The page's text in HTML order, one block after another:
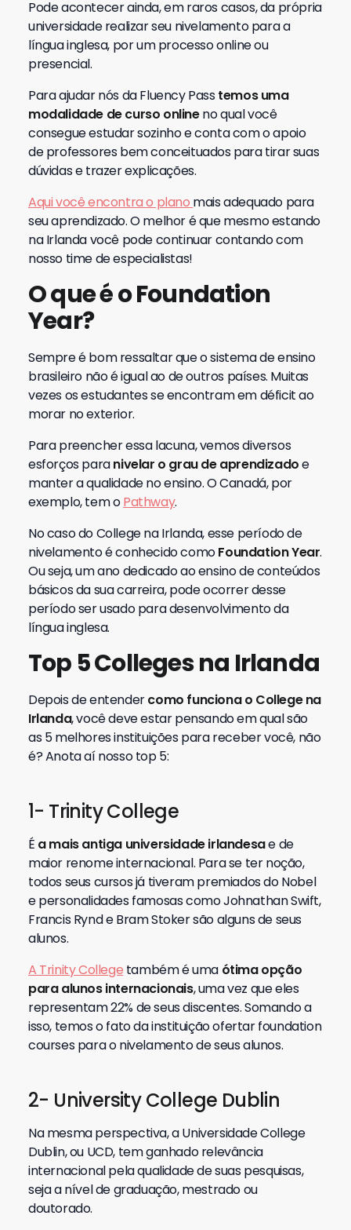
Pode acontecer ainda, em raros casos, da própria
universidade realizar seu nivelamento para a
língua inglesa, por um processo online ou
presencial.
Para ajudar nós da Fluency Passtemos uma
modalidade de curso onlineno qual você
consegue estudar sozinho e conta com o apoio
de professores bem conceituados para tirar suas
dúvidas e trazer explicações.
Aqui você encontra o plano mais adequado para
seu aprendizado. O melhor é que mesmo estando
na Irlanda você pode continuar contando com
nosso time de especialistas!
O que é o Foundation
Year?
Sempre é bom ressaltar que o sistema de ensino
brasileiro não é igual ao de outros países. Muitas
vezes os estudantes se encontram em déficit ao
morar no exterior.
Para preencher essa lacuna, vemos diversos
esforços paranivelar o grau de aprendizadoe
manter a qualidade no ensino. O Canadá, por
exemplo, tem oPathway.
No caso do College na Irlanda, esse período de
nivelamento é conhecido comoFoundation Year.
Ou seja, um ano dedicado ao ensino de conteúdos
básicos da sua carreira, pode ocorrer desse
período ser usado para desenvolvimento da
língua inglesa.
Top 5 Colleges na Irlanda
Depois de entendercomo funciona o College na
Irlanda, você deve estar pensando em qual são
as 5 melhores instituições para receber você, não
é? Anota aí nosso top 5:
1- Trinity College
É a mais antiga universidade irlandesae de
maior renome internacional. Para se ter noção,
todos seus cursos já tiveram premiados do Nobel
e personalidades famosas como Johnathan Swift,
Francis Rynd e Bram Stoker são alguns de seus
alunos.
A Trinity College também é uma ótima opção
para alunos internacionais, uma vez que eles
representam 22% de seus discentes. Somando a
isso, temos o fato da instituição ofertar foundation
courses para o nivelamento de seus alunos.
2- University College Dublin
Na mesma perspectiva, a Universidade College
Dublin, ou UCD, tem ganhado relevância
internacional pela qualidade de suas pesquisas,
seja a nível de graduação, mestrado ou
doutorado.